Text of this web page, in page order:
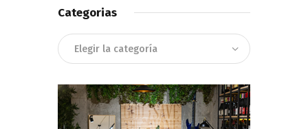
Categorias
Categorias